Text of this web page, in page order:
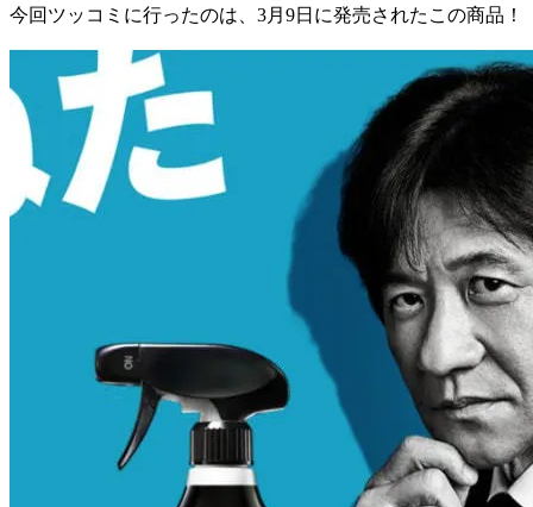
今回ツッコミに行ったのは、3月9日に発売されたこの商品！